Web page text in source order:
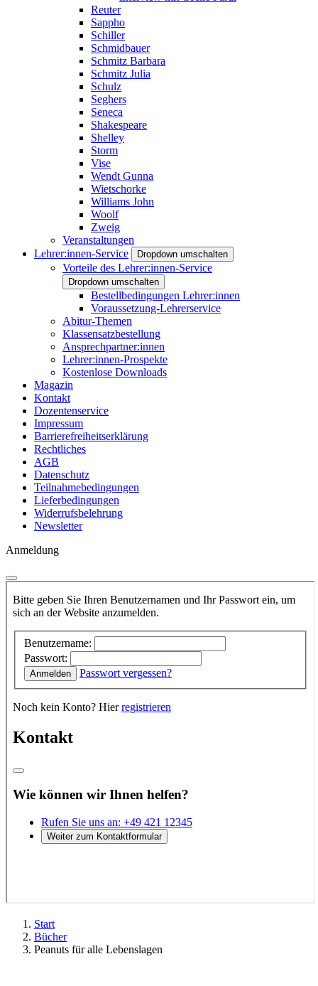
Reuter
Sappho
Schiller
Schmidbauer
Schmitz Barbara
Schmitz Julia
Schulz
Seghers
Seneca
Shakespeare
Shelley
Storm
Vise
Wendt Gunna
Wietschorke
Williams John
Woolf
Zweig
Veranstaltungen
Lehrer:innen-Service
Dropdown umschalten
Vorteile des Lehrer:innen-Service
Dropdown umschalten
Bestellbedingungen Lehrer:innen
Voraussetzung-Lehrerservice
Abitur-Themen
Klassensatzbestellung
Ansprechpartner:innen
Lehrer:innen-Prospekte
Kostenlose Downloads
Magazin
Kontakt
Dozentenservice
Impressum
Barrierefreiheitserklärung
Rechtliches
AGB
Datenschutz
Teilnahmebedingungen
Lieferbedingungen
Widerrufsbelehrung
Newsletter
Anmeldung
Start
Bücher
Peanuts für alle Lebenslagen